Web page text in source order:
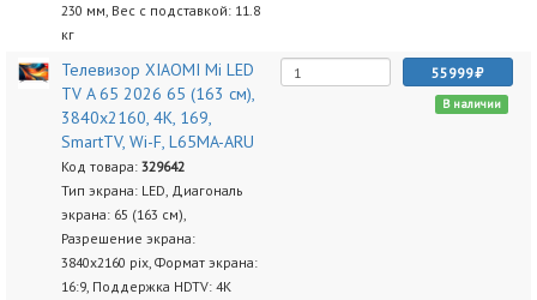
230 мм, Вес с подставкой: 11.8
кг
Телевизор XIAOMI Mi LED
TV A 65 2026 65 (163 см),
3840x2160, 4K, 169,
SmartTV, Wi-F, L65MA-ARU
Код товара: 329642
Тип экрана: LED, Диагональ
экрана: 65 (163 см),
Разрешение экрана:
3840х2160 pix, Формат экрана:
16:9, Поддержка HDTV: 4K
55999
В наличии